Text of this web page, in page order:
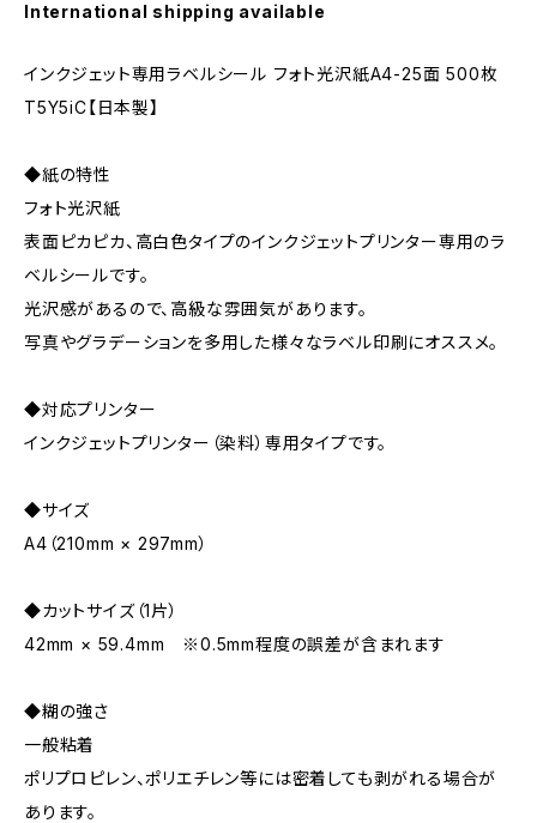
International shipping available
インクジェット専用ラベルシール フォト光沢紙A4-25面 500枚
T5Y5iC【日本製】
◆紙の特性
フォト光沢紙
表面ピカピカ、高白色タイプのインクジェットプリンター専用のラ
ベルシールです。
光沢感があるので、高級な雰囲気があります。
写真やグラデーションを多用した様々なラベル印刷にオススメ。
◆対応プリンター
インクジェットプリンター（染料）専用タイプです。
◆サイズ
A4（210mm × 297mm）
◆カットサイズ（1片）
42mm × 59.4mm ※0.5mm程度の誤差が含まれます
◆糊の強さ
一般粘着
ポリプロピレン、ポリエチレン等には密着しても剥がれる場合が
あります。